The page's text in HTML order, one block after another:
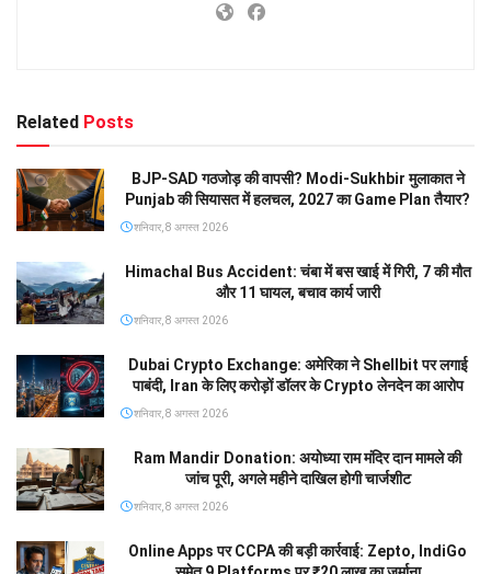
Related Posts
BJP-SAD गठजोड़ की वापसी? Modi-Sukhbir मुलाकात ने
Punjab की सियासत में हलचल, 2027 का Game Plan तैयार?
शनिवार, 8 अगस्त 2026
Himachal Bus Accident: चंबा में बस खाई में गिरी, 7 की मौत
और 11 घायल, बचाव कार्य जारी
शनिवार, 8 अगस्त 2026
Dubai Crypto Exchange: अमेरिका ने Shellbit पर लगाई
पाबंदी, Iran के लिए करोड़ों डॉलर के Crypto लेनदेन का आरोप
शनिवार, 8 अगस्त 2026
Ram Mandir Donation: अयोध्या राम मंदिर दान मामले की
जांच पूरी, अगले महीने दाखिल होगी चार्जशीट
शनिवार, 8 अगस्त 2026
Online Apps पर CCPA की बड़ी कार्रवाई: Zepto, IndiGo